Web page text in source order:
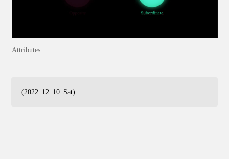
Attributes
(2022_12_10_Sat)